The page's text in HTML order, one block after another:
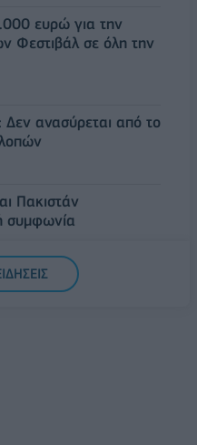
ευρώ για την
Φεστιβάλ σε όλη την
ανασύρεται από το
Πακιστάν
συμφωνία